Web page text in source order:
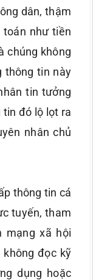
dân, thậm
toán như tiền
chúng không
thông tin này
tin tưởng
tin đó lộ lọt ra
nhân chủ
thông tin cá
tuyến, tham
mạng xã hội
đọc kỹ
dụng hoặc